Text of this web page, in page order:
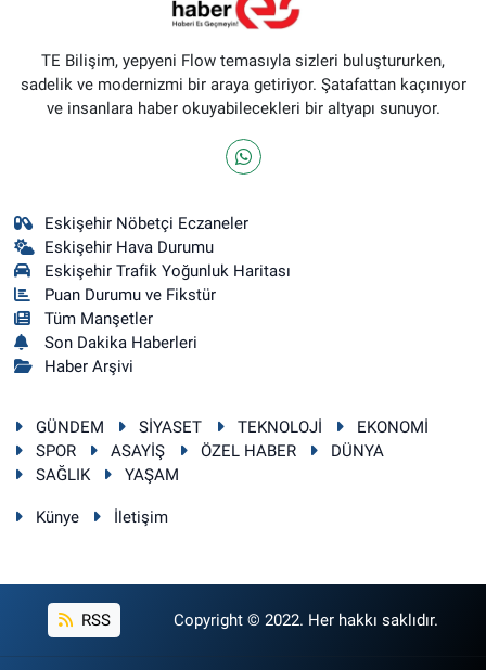
TE Bilişim, yepyeni Flow temasıyla sizleri buluştururken,
sadelik ve modernizmi bir araya getiriyor. Şatafattan kaçınıyor
ve insanlara haber okuyabilecekleri bir altyapı sunuyor.
Eskişehir Nöbetçi Eczaneler
Eskişehir Hava Durumu
Eskişehir Trafik Yoğunluk Haritası
Puan Durumu ve Fikstür
Tüm Manşetler
Son Dakika Haberleri
Haber Arşivi
GÜNDEM SİYASET TEKNOLOJİ
EKONOMİ
SPOR
ASAYİŞ ÖZEL HABER
DÜNYA
SAĞLIK
YAŞAM
Künye İletişim
RSS Copyright © 2022. Her hakkı saklıdır.